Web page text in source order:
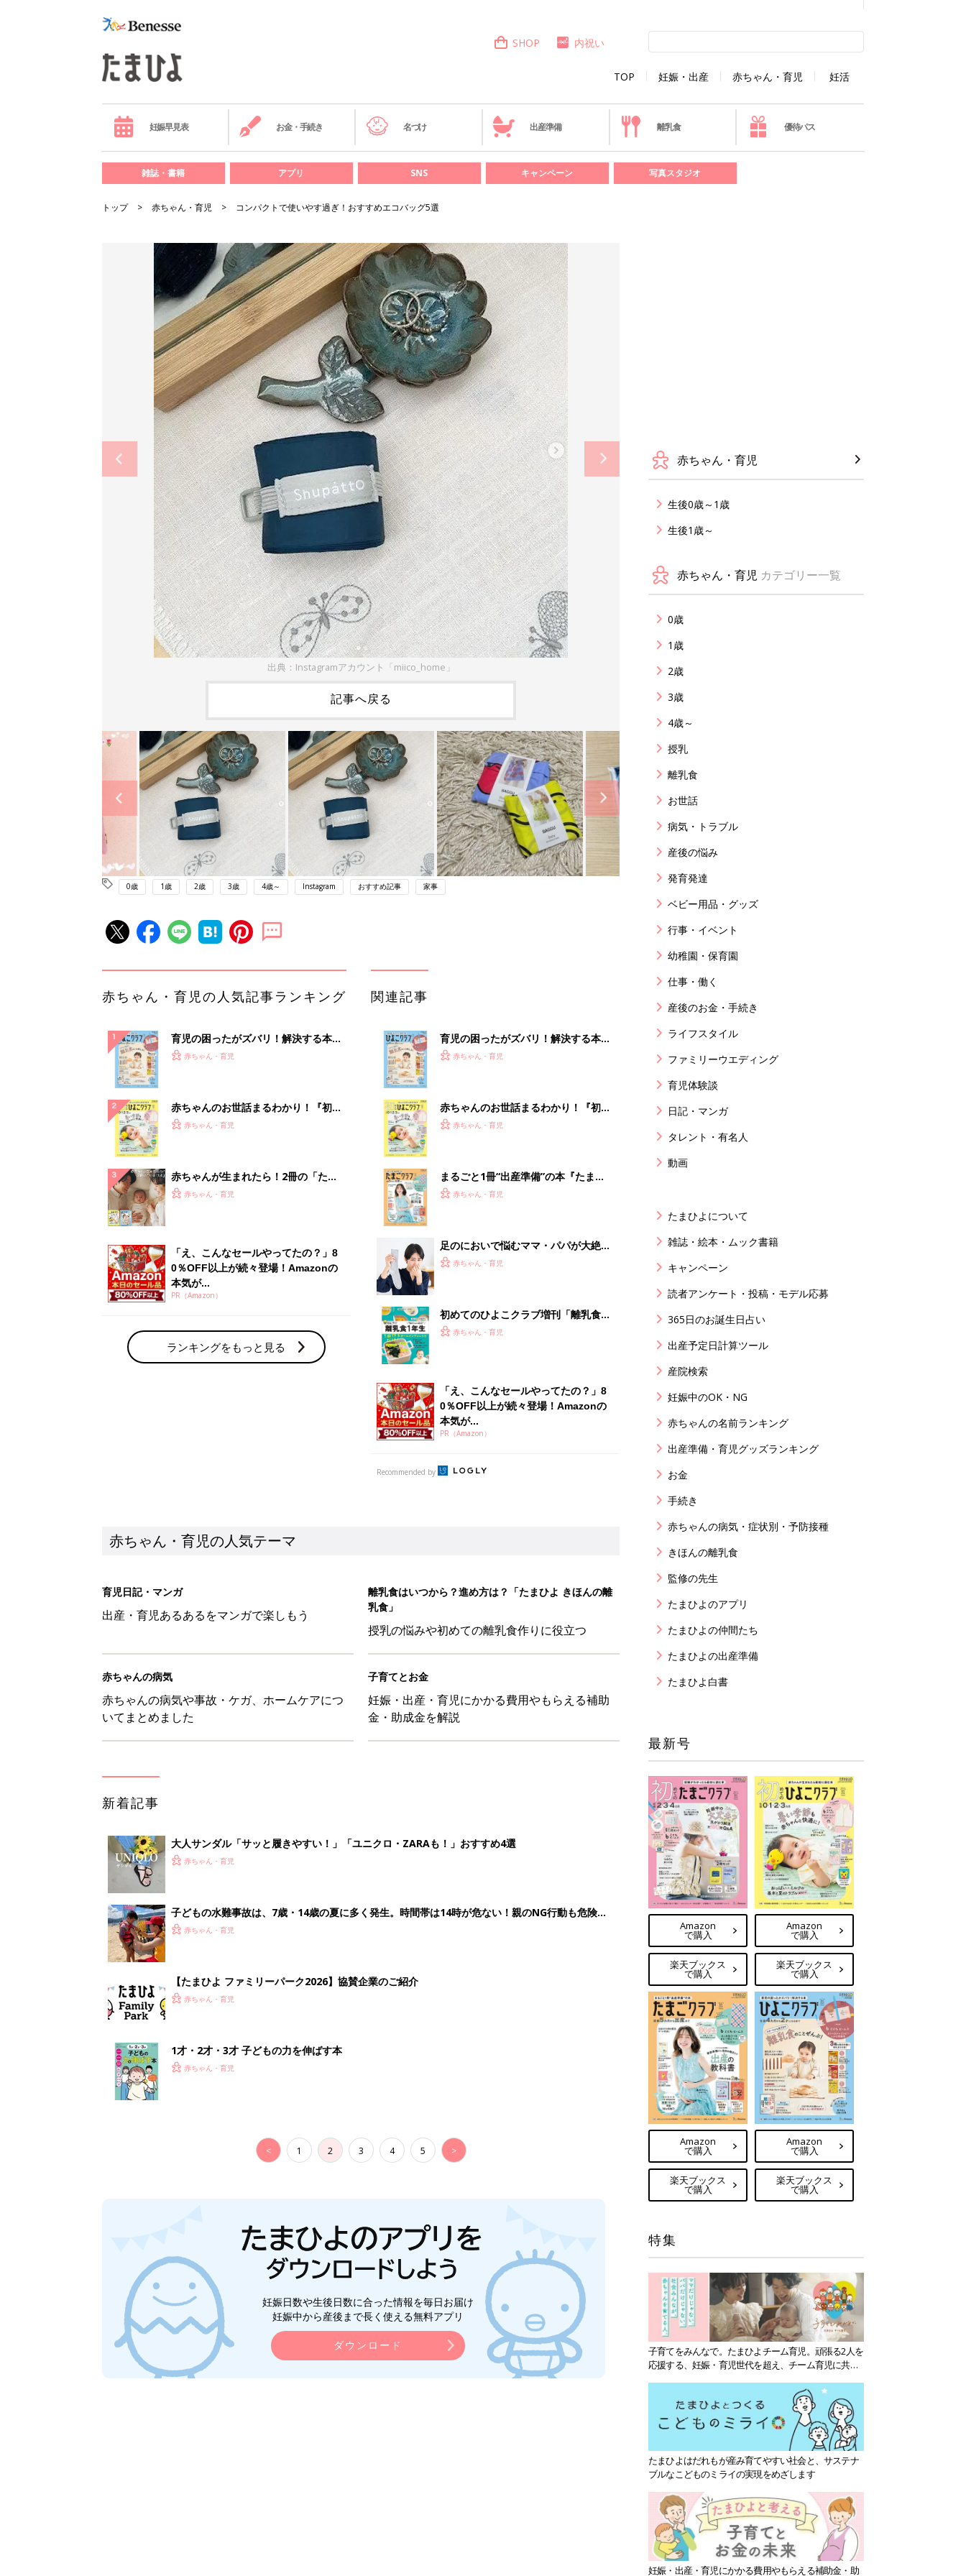
TOP 妊娠・出産 赤ちゃん・育児 妊活
SHOP 内祝い
妊娠早見表 お金・手続き 名づけ 出産準備 離乳食 優待パス
雑誌・書籍 アプリ SNS キャンペーン 写真スタジオ
トップ 赤ちゃん・育児 コンパクトで使いやす過ぎ！おすすめエコバッグ5選
出典：Instagramアカウント「miico_home」
記事へ戻る
0歳 1歳 2歳 3歳 4歳～ Instagram おすすめ記事 家事
赤ちゃん・育児の人気記事ランキング
育児の困ったがズバリ！解決する本
『ひよこクラブ 秋号』 4カ月～2才
赤ちゃん・育児
赤ちゃんのお世話まるわかり！『初め
てのひよこクラブ 夏号』〈巻頭大特
赤ちゃん・育児
赤ちゃんが生まれたら！2冊の「たま
ひよ」
赤ちゃん・育児
「え、こんなセールやってたの？」8
0％OFF以上が続々登場！Amazonの
本気が...
PR（Amazon）
ランキングをもっと見る
関連記事
育児の困ったがズバリ！解決する本
『ひよこクラブ 秋号』 4カ月～2才
赤ちゃん・育児
赤ちゃんのお世話まるわかり！『初め
てのひよこクラブ 夏号』〈巻頭大特
赤ちゃん・育児
まるごと1冊“出産準備”の本『たまご
クラブ 夏号』〈スペシャル大特集〉
赤ちゃん・育児
足のにおいで悩むママ・パパが大絶賛
する「魔法の粉」とは？
赤ちゃん・育児
初めてのひよこクラブ増刊「離乳食1
年生 1皿作るだけ！オールインワン​レ
赤ちゃん・育児
「え、こんなセールやってたの？」8
0％OFF以上が続々登場！Amazonの
本気が...
PR（Amazon）
Recommended by
赤ちゃん・育児の人気テーマ
育児日記・マンガ
出産・育児あるあるをマンガで楽しもう
離乳食はいつから？進め方は？「たまひよ きほんの離
乳食」
授乳の悩みや初めての離乳食作りに役立つ
赤ちゃんの病気
赤ちゃんの病気や事故・ケガ、ホームケアにつ
いてまとめました
子育てとお金
妊娠・出産・育児にかかる費用やもらえる補助
金・助成金を解説
新着記事
大人サンダル「サッと履きやすい！」「ユニクロ・ZARAも！」おすすめ4選
赤ちゃん・育児
子どもの水難事故は、7歳・14歳の夏に多く発生。時間帯は14時が危ない！親のNG行動も危険を
まねく【専門家】
赤ちゃん・育児
【たまひよ ファミリーパーク2026】協賛企業のご紹介
赤ちゃん・育児
1才・2才・3才 子どもの力を伸ばす本
赤ちゃん・育児
< 1 2 3 4 5 >
妊娠日数や生後日数に合った情報を毎日お届け
妊娠中から産後まで長く使える無料アプリ
ダウンロード
赤ちゃん・育児
生後0歳～1歳
生後1歳～
赤ちゃん・育児 カテゴリー一覧
0歳
1歳
2歳
3歳
4歳～
授乳
離乳食
お世話
病気・トラブル
産後の悩み
発育発達
ベビー用品・グッズ
行事・イベント
幼稚園・保育園
仕事・働く
産後のお金・手続き
ライフスタイル
ファミリーウエディング
育児体験談
日記・マンガ
タレント・有名人
動画
たまひよについて
雑誌・絵本・ムック書籍
キャンペーン
読者アンケート・投稿・モデル応募
365日のお誕生日占い
出産予定日計算ツール
産院検索
妊娠中のOK・NG
赤ちゃんの名前ランキング
出産準備・育児グッズランキング
お金
手続き
赤ちゃんの病気・症状別・予防接種
きほんの離乳食
監修の先生
たまひよのアプリ
たまひよの仲間たち
たまひよの出産準備
たまひよ白書
最新号
Amazon
で購入
楽天ブックス
で購入
Amazon
で購入
楽天ブックス
で購入
Amazon
で購入
楽天ブックス
で購入
Amazon
で購入
楽天ブックス
で購入
特集
子育てをみんなで。たまひよチーム育児。頑張る2人を
応援する、妊娠・育児世代を超え、チーム育児に共感
たまひよはだれもが産み育てやすい社会と、サステナ
ブルなこどものミライの実現をめざします
妊娠・出産・育児にかかる費用やもらえる補助金・助